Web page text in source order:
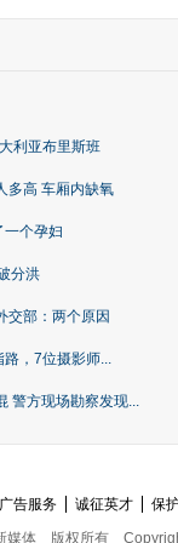
利亚布里斯班
多高 车厢内缺氧
一个孕妇
分洪
交部：两个原因
，7位摄影师...
警方现场勘察发现...
广告服务 诚征英才 保
媒体
版权所有